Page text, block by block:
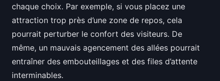
chaque choix. Par exemple, si vous placez une
attraction trop près d’une zone de repos, cela
pourrait perturber le confort des visiteurs. De
même, un mauvais agencement des allées pourrait
entraîner des embouteillages et des files d’attente
interminables.